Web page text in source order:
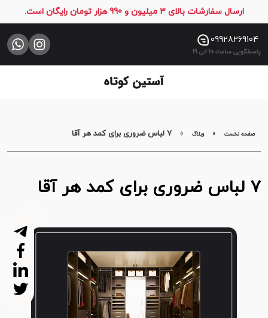
ارسال سفارشات بالای 3 میلیون و 990 هزار تومان رایگان است.
09928269104
پاسخگویی ساعت 10 الی 21
صفحه
نخست
فروشگاه
صفحه نخست » وبلاگ » 7 لباس ضروری برای کمد هر آقا
7 لباس ضروری برای کمد هر آقا